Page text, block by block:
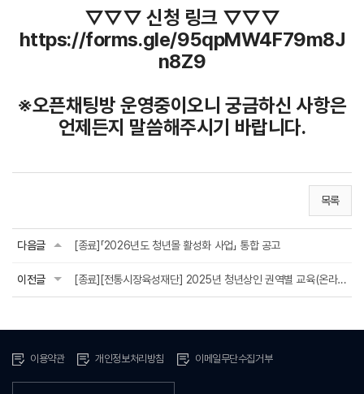
▽▽▽ 신청 링크 ▽▽▽
https://forms.gle/95qpMW4F79m8J
n8Z9
※오픈채팅방 운영중이오니 궁금하신 사항은
언제든지 말씀해주시기 바랍니다.
목록
다음글 [종료]「2026년도 청년몰 활성화 사업」 통합 공고
이전글 [종료][전통시장육성재단] 2025년 청년상인 권역별 교육(온라인) 교육생 모집 안내(수...
이용약관 개인정보처리방침 이메일무단수집거부